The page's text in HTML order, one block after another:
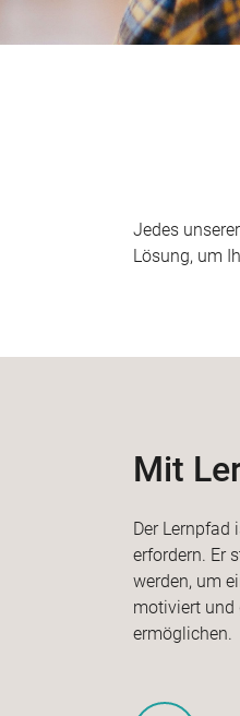
Jedes
Lösung, um
Mit
Der Lernpfad
erfordern. Er
werden, um
motiviert und
ermöglichen.